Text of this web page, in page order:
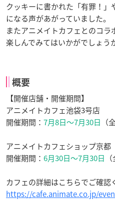
クッキーに書かれた「有罪！
になる声があがっていました。
またアニメイトカフェとのコ
楽しんでみてはいかがでしょう
概要
【開催店舗・開催期間】
アニメイトカフェ池袋3号店
開催期間： 7月8日〜7月30日 （
アニメイトカフェショップ京都
開催期間： 6月30日〜7月30日
カフェの詳細はこちらでご確認
https://cafe.animate.co.jp/